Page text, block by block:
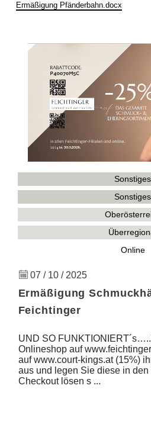
Ermäßigung Pfänderbahn.docx
Sonstiges
Sonstiges
Online
07 / 10 / 2025
Ermäßigung
Feichtinger
UND SO
Onlineshop auf
auf www.court-kings.at (15%)
aus und legen Sie diese in den
Checkout lösen s ...